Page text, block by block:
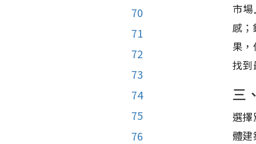
70
71
72
73
74
75
76
市
感
果
找到
三
選
體